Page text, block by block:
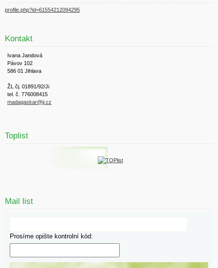
profile.php?id=61554212094295
Kontakt
Ivana Jandová
Pávov 102
586 01 Jihlava
ŽL čj. 01891/92/Ji
tel. č. 776008415
madagaskar@ji.cz
Toplist
Mail list
Prosíme opište kontrolní kód: